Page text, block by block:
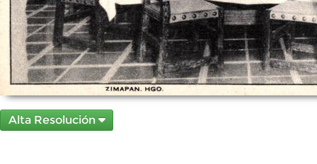
Alta Resolución